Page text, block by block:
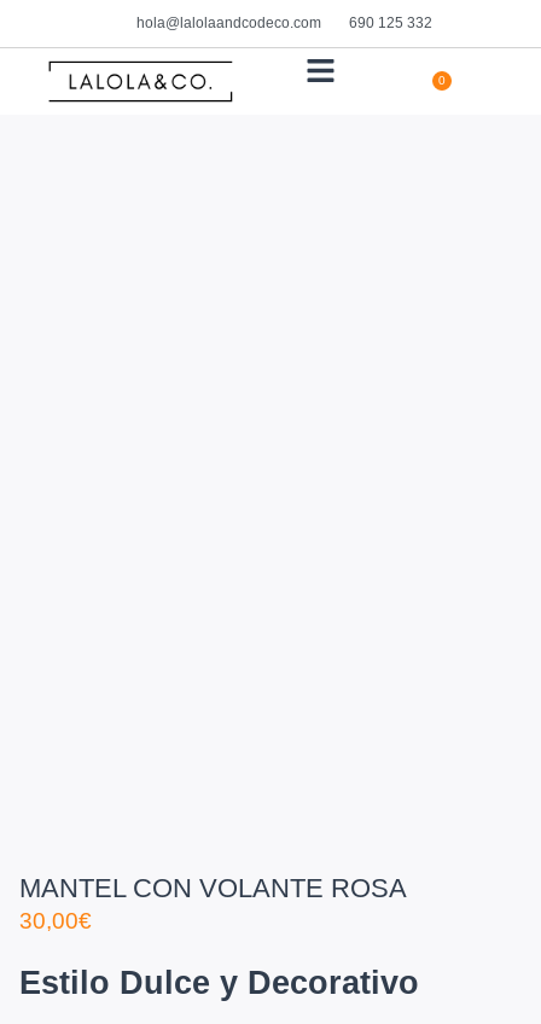
hola@lalolaandcodeco.com 690 125 332
0
MANTEL CON VOLANTE ROSA
30,00€
Estilo Dulce y Decorativo